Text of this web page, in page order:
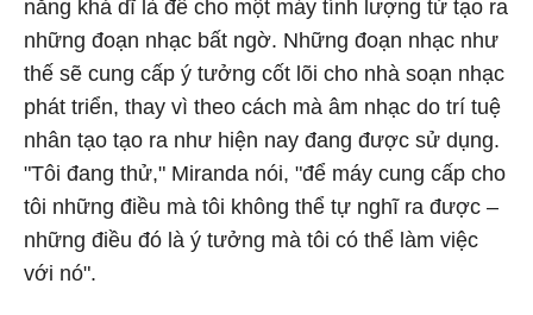
năng khả dĩ là để cho một máy tính lượng tử tạo ra
những đoạn nhạc bất ngờ. Những đoạn nhạc như
thế sẽ cung cấp ý tưởng cốt lõi cho nhà soạn nhạc
phát triển, thay vì theo cách mà âm nhạc do trí tuệ
nhân tạo tạo ra như hiện nay đang được sử dụng.
"Tôi đang thử," Miranda nói, "để máy cung cấp cho
tôi những điều mà tôi không thể tự nghĩ ra được –
những điều đó là ý tưởng mà tôi có thể làm việc
với nó".